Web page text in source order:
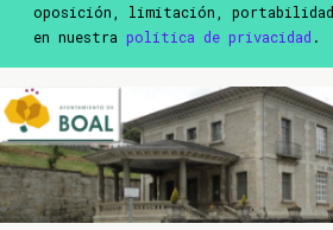
oposición, limitación,
en nuestra política de privacidad .